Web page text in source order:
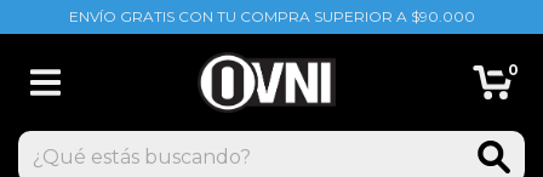
ENVÍO GRATIS CON TU COMPRA SUPERIOR A $90.000
0